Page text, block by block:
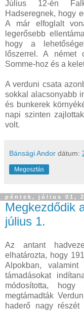
Július 12-én
Hadseregnek, hogy
A már elfoglalt
legerősebb
hogy a
lőszerrel. A német
Somme-hoz és a
A verduni csata
sokkal alacsonyabb
és bunkerek
napi szinten
volt.
Bánsági Andor dátum:
Megosztás
péntek, július 01,
Megkezdődik
július 1.
Az antant
elhatározta, hogy
Alpokban,
támadásokat
módosította,
megtámadták
haderő nagy